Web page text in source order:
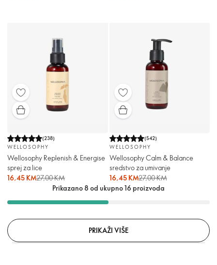
(238)
WELLOSOPHY
Wellosophy Replenish & Energise
sprej za lice
16,45 KM27,00 KM
(542)
WELLOSOPHY
Wellosophy Calm & Balance
sredstvo za umivanje
16,45 KM27,00 KM
Prikazano 8 od ukupno 16 proizvoda
PRIKAŽI VIŠE